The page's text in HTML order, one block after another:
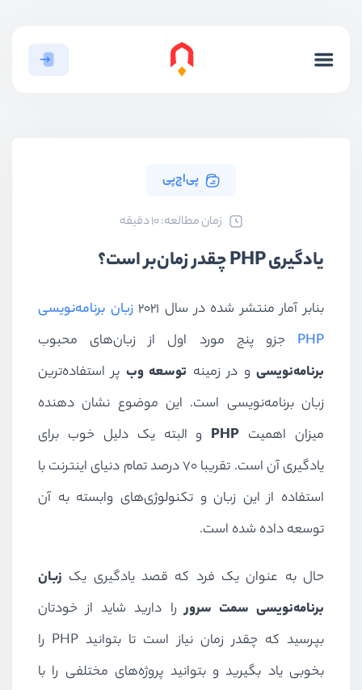
پی‌اچ‌پی
ﺯﻣﺎﻥ ﻣﻄﺎﻟﻌﻪ: 10 دقیقه
یادگیری PHP چقدر زمان‌بر است؟
بنابر آمار منتشر شده در سال ۲۰۲۱
زبان برنامه‌نویسی
PHP جزو پنج مورد اول از زبان‌های محبوب
برنامه‌نویسی و در زمینه توسعه وب پر استفاده‌ترین
زبان برنامه‌نویسی است. این موضوع نشان دهنده
میزان اهمیت PHP و البته یک دلیل خوب برای
یادگیری آن است. تقریبا ۷۰ درصد تمام دنیای اینترنت با
استفاده از این زبان و تکنولوژی‌های وابسته به آن
توسعه داده شده است.
حال به عنوان یک فرد که قصد یادگیری یک زبان
برنامه‌نویسی سمت سروررا دارید شاید از خودتان
بپرسید که چقدر زمان نیاز است تا بتوانید PHP را
بخوبی یاد بگیرید و بتوانید پروژه‌های مختلفی را با